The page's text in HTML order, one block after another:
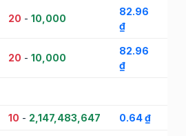
20 - 10,000
82.96
₫
20 - 10,000
82.96
₫
10 - 2,147,483,647 0.64 ₫